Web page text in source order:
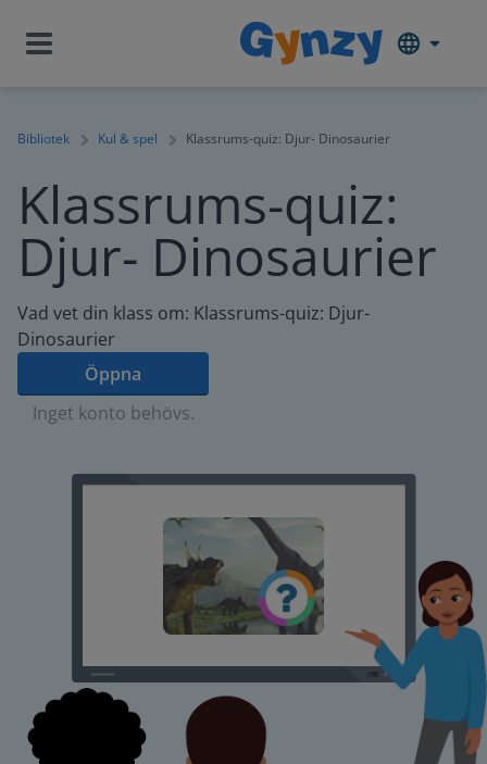
Bibliotek Kul & spel Klassrums-quiz: Djur- Dinosaurier
Klassrums-quiz:
Djur- Dinosaurier
Vad vet din klass om: Klassrums-quiz: Djur-
Dinosaurier
Öppna
Inget konto behövs.